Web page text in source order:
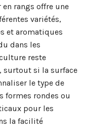
rangs offre une
variétés,
et aromatiques
dans les
reste
surtout si la surface
le type de
formes rondes ou
pour les
la facilité